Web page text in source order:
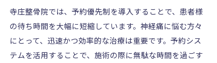
寺庄整骨院では、予約優先制を導入することで、患者様
の待ち時間を大幅に短縮しています。神経痛に悩む方々
にとって、迅速かつ効率的な治療は重要です。予約シス
テムを活用することで、施術の際に無駄な時間を過ごす